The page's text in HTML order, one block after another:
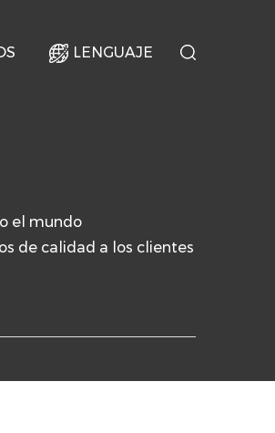
LENGUAJE
el mundo
de calidad a los clientes